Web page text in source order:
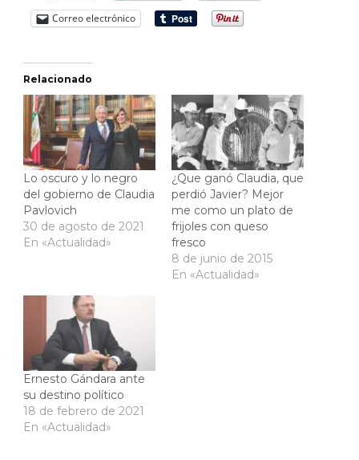
Correo electrónico
Relacionado
Lo oscuro y lo negro
del gobierno de Claudia
Pavlovich
30 de agosto de 2021
En «Actualidad»
¿Que ganó Claudia, que
perdió Javier? Mejor
me como un plato de
frijoles con queso
fresco
8 de junio de 2015
En «Actualidad»
Ernesto Gándara ante
su destino político
18 de febrero de 2021
En «Actualidad»